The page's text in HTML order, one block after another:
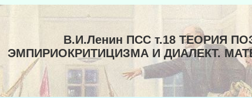
В.И.Ленин ПСС т.18 ТЕОРИЯ
ЭМПИРИОКРИТИЦИЗМА И ДИАЛЕКТ.